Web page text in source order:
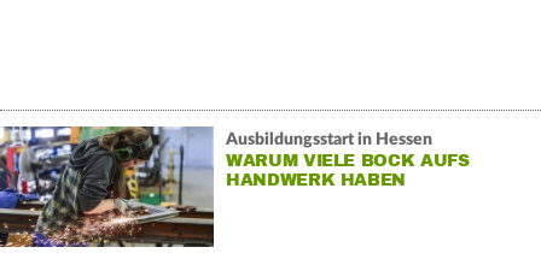
Ausbildungsstart in Hessen
WARUM VIELE BOCK AUFS
HANDWERK HABEN